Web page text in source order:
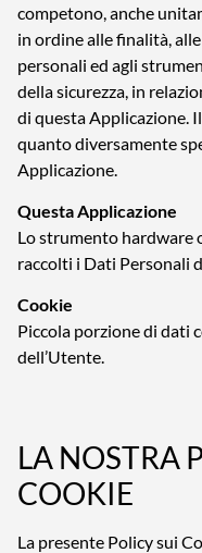
competono, anche
in ordine alle finalità,
personali ed agli
della sicurezza, in
di questa Applicazione.
quanto diversamente
Applicazione.
Questa Applicazione
Lo strumento hardware
raccolti i Dati Personali
Cookie
Piccola porzione di dati
dell’Utente.
LA NOSTRA
COOKIE
La presente Policy sui